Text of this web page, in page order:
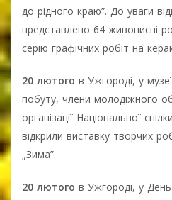
до рідного краю”. До уваги
представлено 64 живописні
серію графічних робіт на
20 лютого в Ужгороді, у
побуту, члени молодіжного
організації Національної
відкрили виставку творчих
„Зима”.
20 лютого в Ужгороді, у